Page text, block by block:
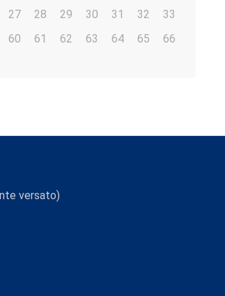
27 28 29 30 31 32
33
60 61 62 63 64 65
66
versato)